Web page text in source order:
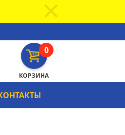
0
КОРЗИНА